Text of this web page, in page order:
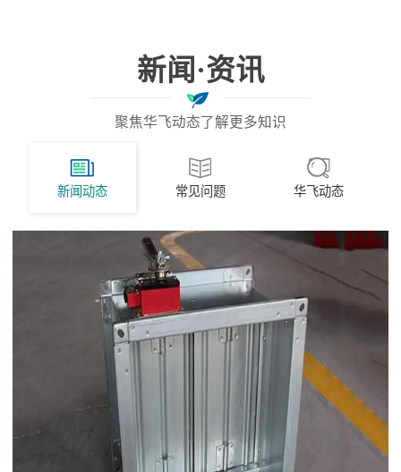
新闻·资讯
聚焦华飞动态了解更多知识
新闻动态 常见问题 华飞动态